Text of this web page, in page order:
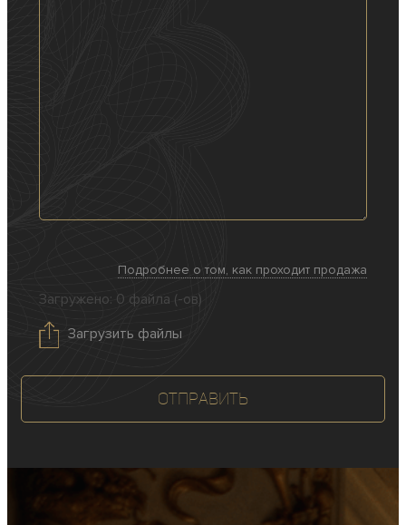
Подробнее о том, как проходит продажа
Загружено: 0 файла (-ов)
Загрузить файлы
Отправить